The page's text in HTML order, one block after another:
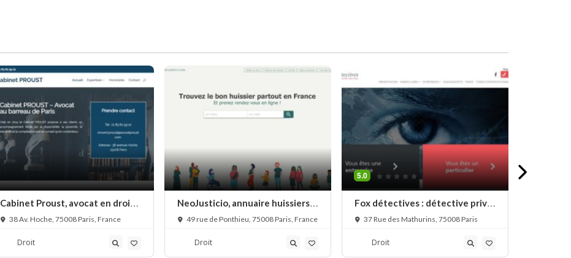
Cabinet Proust, avocat en droit
commercial et immobilier à Paris
38 Av. Hoche, 75008 Paris, France
Droit
NeoJusticio, annuaire huissiers
de justice en France
49 rue de Ponthieu, 75008 Paris, France
Droit
5.0
Fox détectives : détective privé
à Paris
37 Rue des Mathurins, 75008 Paris
Droit